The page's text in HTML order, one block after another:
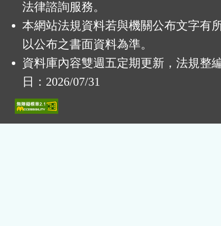
法律諮詢服務。
本網站法規資料若與機關公布文字有
以公布之書面資料為準。
資料庫內容雙週五定期更新，法規整
日：2026/07/31